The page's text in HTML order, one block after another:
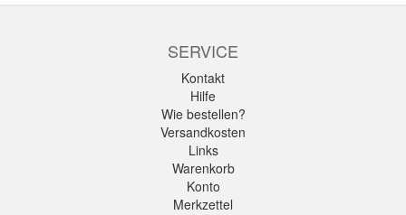
SERVICE
Kontakt
Hilfe
Wie bestellen?
Versandkosten
Links
Warenkorb
Konto
Merkzettel